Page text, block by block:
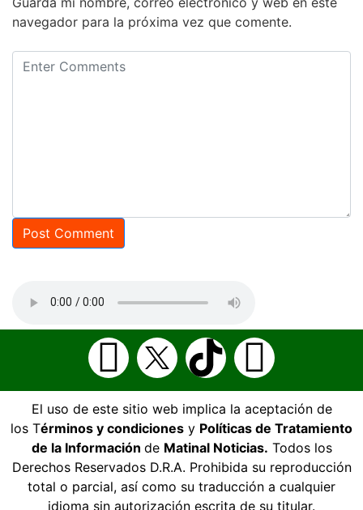
navegador para la próxima vez que comente.
El uso de este sitio web implica la aceptación de
los Términos y condiciones y Políticas de Tratamiento
de la Información de Matinal Noticias. Todos los
Derechos Reservados D.R.A. Prohibida su reproducción
total o parcial, así como su traducción a cualquier
idioma sin autorización escrita de su titular.